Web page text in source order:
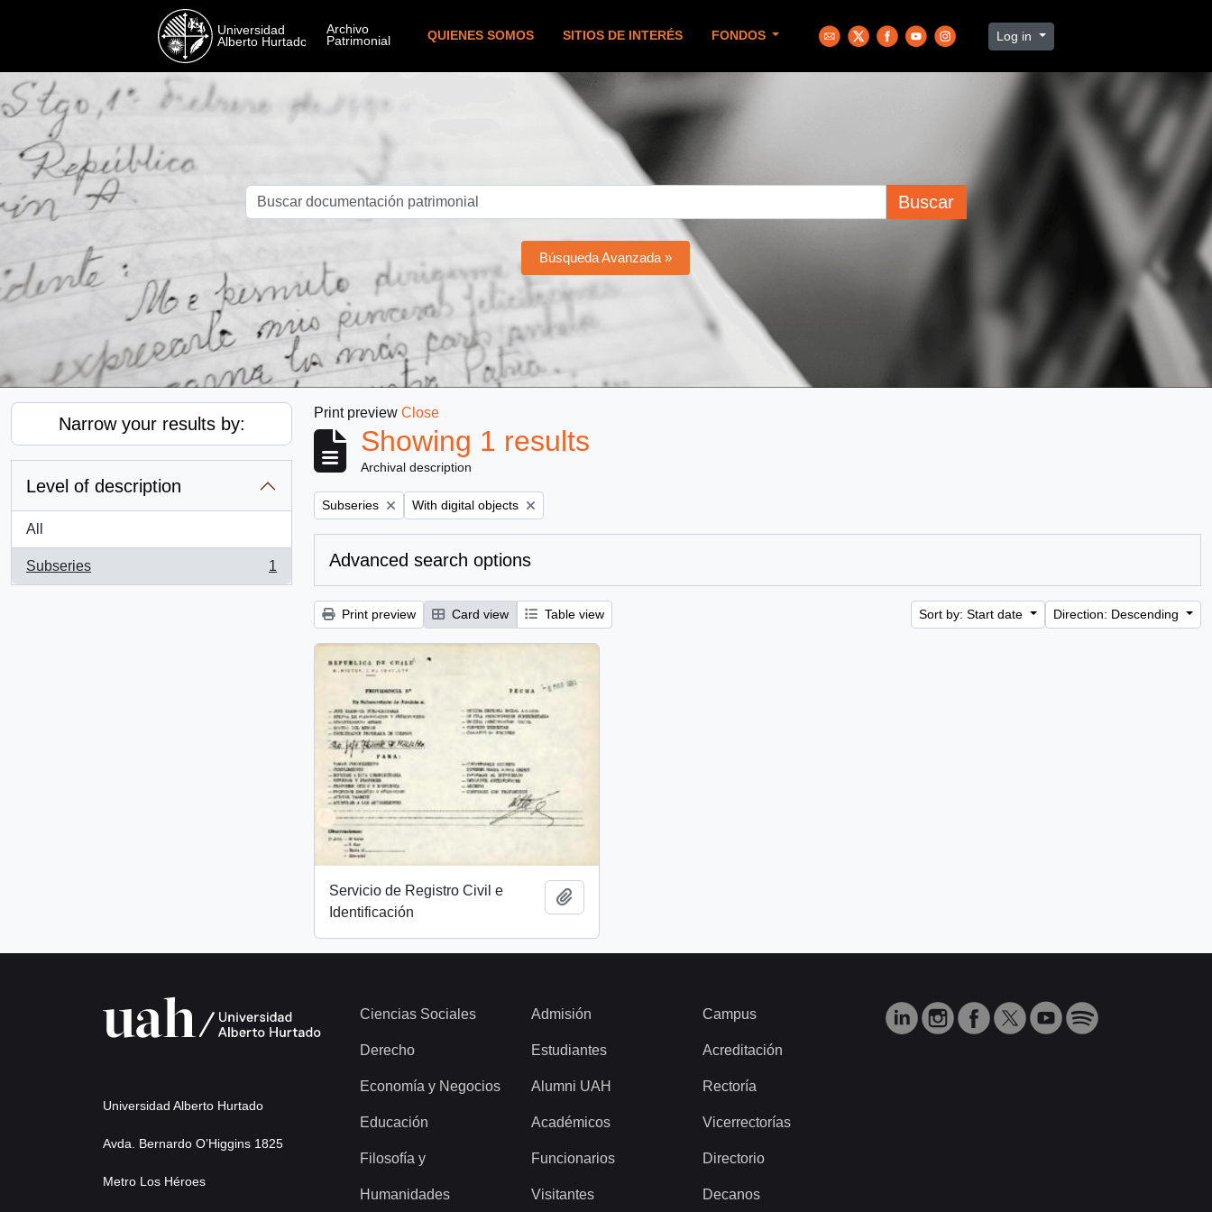
QUIENES SOMOS SITIOS DE INTERÉS FONDOS Log in
Buscar
Búsqueda Avanzada »
Narrow your results by:
Level of description
All
Subseries
, 1 results
1
Print preview Close
Showing 1 results
Archival description
Remove filter:
Subseries Remove filter:
With digital objects
Advanced search options
Print preview Card view Table view Sort by: Start date Direction: Descending
Servicio de Registro Civil e
Identificación
Universidad Alberto Hurtado
Avda. Bernardo O’Higgins 1825
Metro Los Héroes
Ciencias Sociales
Derecho
Economía y Negocios
Educación
Filosofía y
Humanidades
Admisión
Estudiantes
Alumni UAH
Académicos
Funcionarios
Visitantes
Campus
Acreditación
Rectoría
Vicerrectorías
Directorio
Decanos